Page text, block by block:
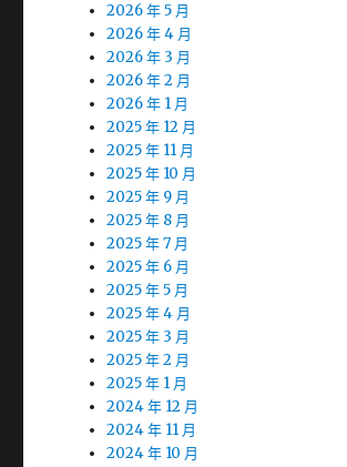
2026 年 5 月
2026 年 4 月
2026 年 3 月
2026 年 2 月
2026 年 1 月
2025 年 12 月
2025 年 11 月
2025 年 10 月
2025 年 9 月
2025 年 8 月
2025 年 7 月
2025 年 6 月
2025 年 5 月
2025 年 4 月
2025 年 3 月
2025 年 2 月
2025 年 1 月
2024 年 12 月
2024 年 11 月
2024 年 10 月